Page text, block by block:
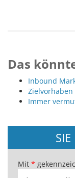
Das
Inbound
Zielvorhaben
Immer
Mit *